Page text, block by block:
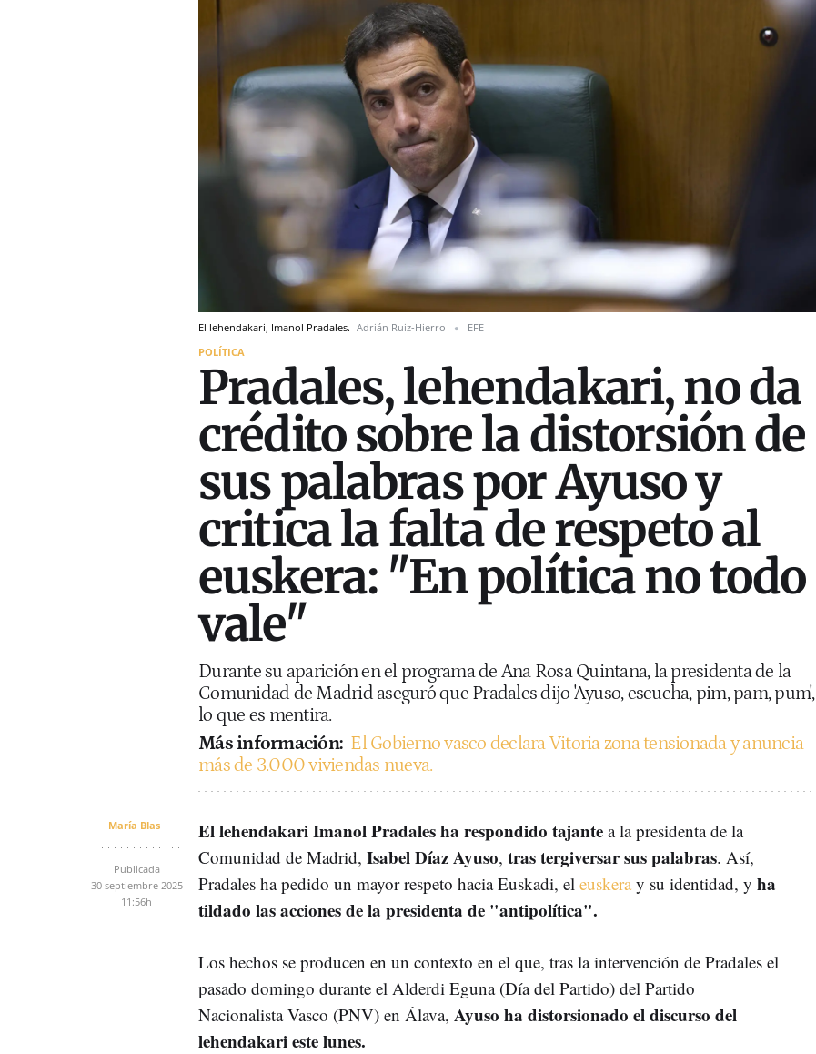
El lehendakari, Imanol Pradales. Adrián Ruiz-Hierro
EFE
POLÍTICA
Pradales, lehendakari, no da
crédito sobre la distorsión de
sus palabras por Ayuso y
critica la falta de respeto al
euskera: "En política no todo
vale"
Durante su aparición en el programa de Ana Rosa Quintana, la presidenta de la
Comunidad de Madrid aseguró que Pradales dijo 'Ayuso, escucha, pim, pam, pum',
lo que es mentira.
Más información: El Gobierno vasco declara Vitoria zona tensionada y anuncia
más de 3.000 viviendas nueva.
María Blas
Publicada
30 septiembre 2025
11:56h
El lehendakari Imanol Pradales ha respondido tajante a la presidenta de la
Comunidad de Madrid, Isabel Díaz Ayuso, tras tergiversar sus palabras. Así,
Pradales ha pedido un mayor respeto hacia Euskadi, el euskeray su identidad, y ha
tildado las acciones de la presidenta de "antipolítica".
Los hechos se producen en un contexto en el que, tras la intervención de Pradales el
pasado domingo durante el Alderdi Eguna (Día del Partido) del Partido
Nacionalista Vasco (PNV) en Álava, Ayuso ha distorsionado el discurso del
lehendakari este lunes.